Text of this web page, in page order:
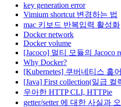
key generation error
Vimium shortcut 변경하는 법
mac 키보드 반복입력 활성화
Docker network
Docker volume
[Jacoco] 멀티 모듈의 Jacoco
Why Docker?
[Kubernetes] 쿠버네티스 훑
[Java] First collection(일급
우아한 HTTP CLI, HTTPie
getter/setter 에 대한 사실과